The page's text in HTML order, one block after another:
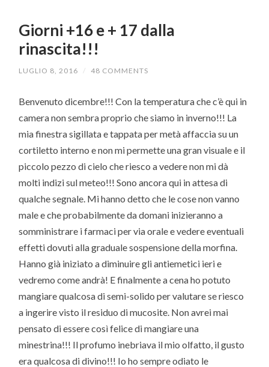
Giorni +16 e + 17 dalla
rinascita!!!
LUGLIO 8, 2016 / 48 COMMENTS
Benvenuto dicembre!!! Con la temperatura che c’è qui in
camera non sembra proprio che siamo in inverno!!! La
mia finestra sigillata e tappata per metà affaccia su un
cortiletto interno e non mi permette una gran visuale e il
piccolo pezzo di cielo che riesco a vedere non mi dà
molti indizi sul meteo!!! Sono ancora qui in attesa di
qualche segnale. Mi hanno detto che le cose non vanno
male e che probabilmente da domani inizieranno a
somministrare i farmaci per via orale e vedere eventuali
effetti dovuti alla graduale sospensione della morfina.
Hanno già iniziato a diminuire gli antiemetici ieri e
vedremo come andrà! E finalmente a cena ho potuto
mangiare qualcosa di semi-solido per valutare se riesco
a ingerire visto il residuo di mucosite. Non avrei mai
pensato di essere così felice di mangiare una
minestrina!!! Il profumo inebriava il mio olfatto, il gusto
era qualcosa di divino!!! Io ho sempre odiato le